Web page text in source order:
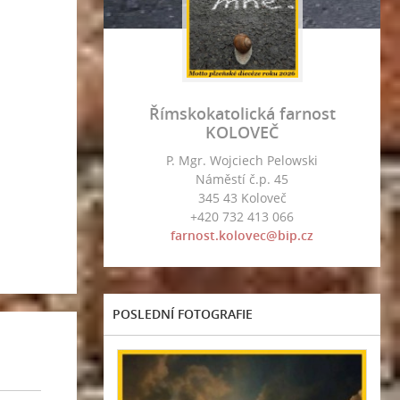
Římskokatolická farnost
KOLOVEČ
P. Mgr. Wojciech Pelowski
Náměstí č.p. 45
345 43 Koloveč
+420 732 413 066
farnost.kolovec@bip.cz
POSLEDNÍ FOTOGRAFIE